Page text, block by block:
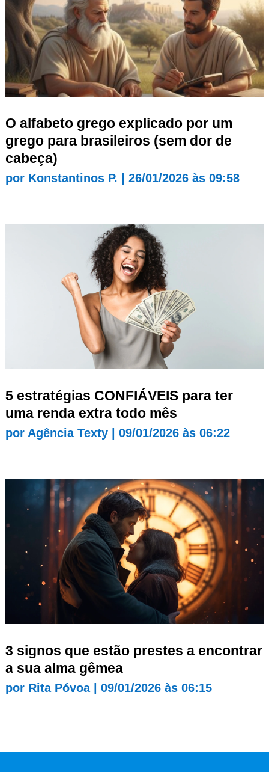
O alfabeto grego explicado por um
grego para brasileiros (sem dor de
cabeça)
por Konstantinos P. 26/01/2026 às 09:58
5 estratégias CONFIÁVEIS para ter
uma renda extra todo mês
por Agência Texty| 09/01/2026 às 06:22
3 signos que estão prestes a encontrar
a sua alma gêmea
por Rita Póvoa| 09/01/2026 às 06:15